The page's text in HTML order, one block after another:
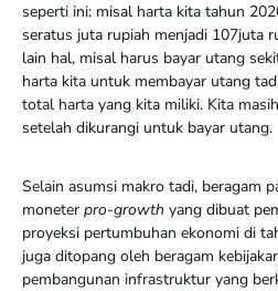
seperti ini: misal harta kita tahun
seratus juta rupiah menjadi 107juta
lain hal, misal harus bayar utang
harta kita untuk membayar utang
total harta yang kita miliki. Kita
setelah dikurangi untuk bayar utang.
Selain asumsi makro tadi, beragam
moneter pro-growth yang dibuat
proyeksi pertumbuhan ekonomi di
juga ditopang oleh beragam
pembangunan infrastruktur yang